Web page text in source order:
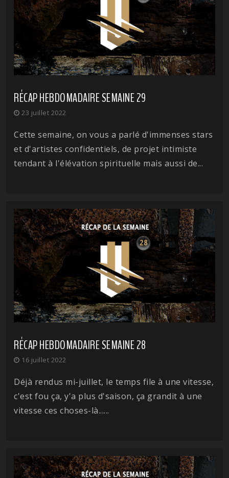
RÉCAP HEBDOMADAIRE SEMAINE 29
23 juillet 2022
Cette semaine, on vous a parlé d'immenses stars
et d'artistes confidentiels, de projet intimiste
tendant à l'élévation spirituelle mais aussi de...
RÉCAP HEBDOMADAIRE SEMAINE 28
16 juillet 2022
Déjà rendus mi-juillet, le temps file à une vitesse,
c'est fou ça, y'a plus d'saison, ça grandit à une
vitesse ces choses-là......